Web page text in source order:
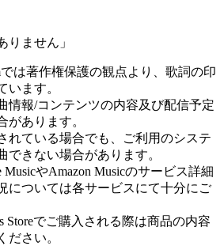
りません」
は著作権保護の観点より、歌詞の印
います。
情報/コンテンツの内容及び配信予定
があります。
れている場合でも、ご利用のシステ
できない場合があります。
MusicやAmazon Musicのサービス詳細
については各サービスにて十分にご
Storeでご購入される際は商品の内容
ださい。